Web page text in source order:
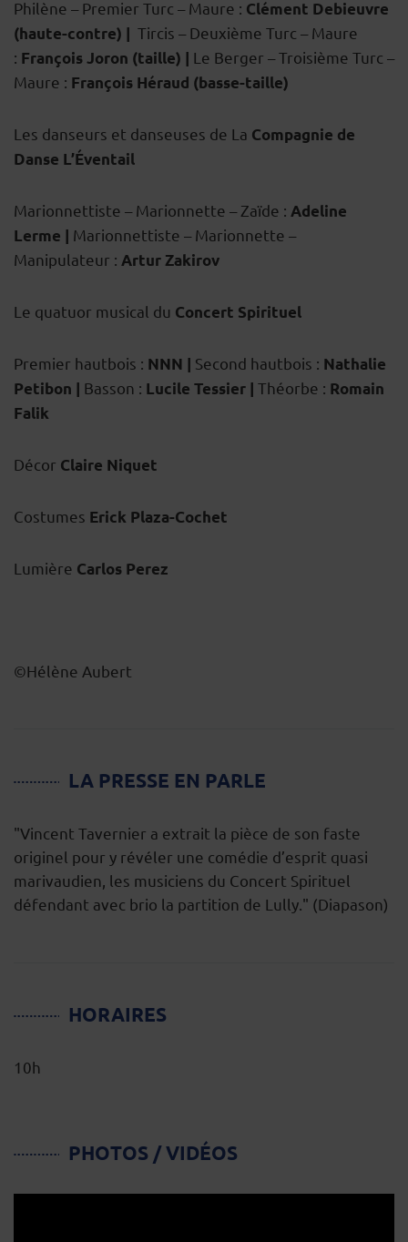
Philène – Premier Turc – Maure : Clément Debieuvre
(haute-contre) | Tircis – Deuxième Turc – Maure
: François Joron (taille) | Le Berger – Troisième Turc –
Maure : François Héraud (basse-taille)
Les danseurs et danseuses de La Compagnie de
Danse L’Éventail
Marionnettiste – Marionnette – Zaïde : Adeline
Lerme | Marionnettiste – Marionnette –
Manipulateur : Artur Zakirov
Le quatuor musical du Concert Spirituel
Premier hautbois : NNN | Second hautbois : Nathalie
Petibon | Basson : Lucile Tessier | Théorbe : Romain
Falik
Décor Claire Niquet
Costumes Erick Plaza-Cochet
Lumière Carlos Perez
©Hélène Aubert
LA PRESSE EN PARLE
"Vincent Tavernier a extrait la pièce de son faste
originel pour y révéler une comédie d’esprit quasi
marivaudien, les musiciens du Concert Spirituel
défendant avec brio la partition de Lully." (Diapason)
HORAIRES
10h
PHOTOS / VIDÉOS